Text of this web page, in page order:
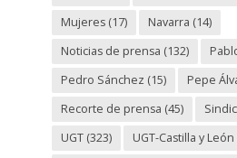
Mujeres(17) Navarra (14)
Noticias de prensa (132)
Pedro Sánchez (15) Pepe
Recorte de prensa (45)
UGT(323) UGT-Castilla y León